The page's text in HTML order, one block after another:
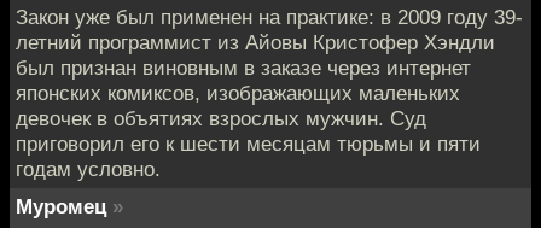
Закон уже был применен на практике: в 2009 году 39-
летний программист из Айовы Кристофер Хэндли
был признан виновным в заказе через интернет
японских комиксов, изображающих маленьких
девочек в объятиях взрослых мужчин. Суд
приговорил его к шести месяцам тюрьмы и пяти
годам условно.
Муромец »